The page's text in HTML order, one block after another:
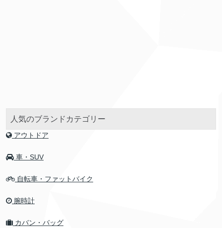
人気のブランドカテゴリー
アウトドア
車・SUV
自転車・ファットバイク
腕時計
カバン・バッグ